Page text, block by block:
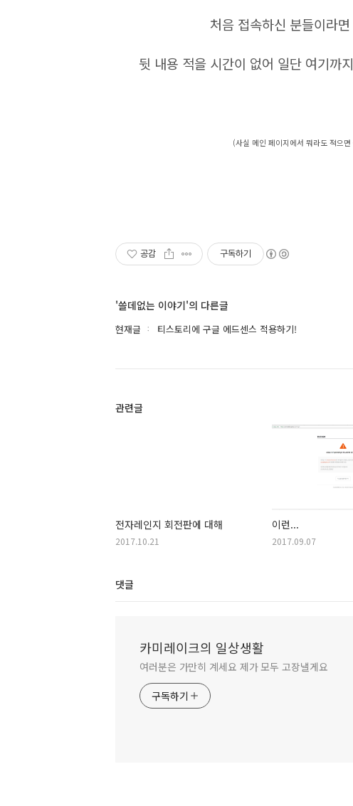
처음 접속하신 분들이라
뒷 내용 적을 시간이 없어 일단 여기까
(사실 메인 페이지에서 뭐라도 적으
공감 구독하기
'쓸데없는 이야기'의 다른글
현재글 티스토리에 구글 에드센스 적용하기!
관련글
전자레인지 회전판에 대해
2017.10.21
이런...
2017.09.07
댓글
카미레이크의 일상생활
여러분은 가만히 계세요 제가 모두 고장낼게요
구독하기